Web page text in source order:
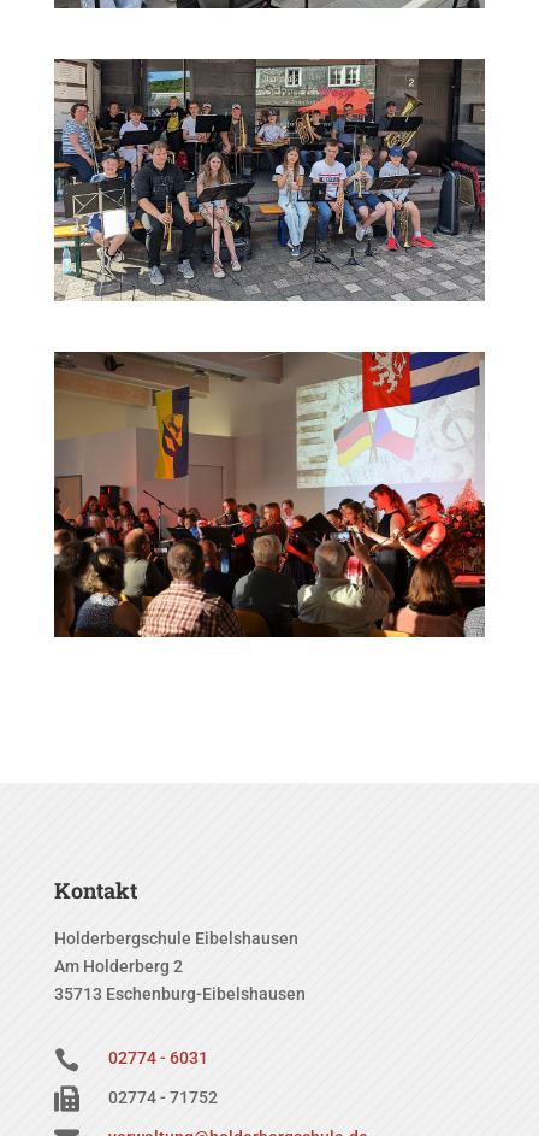
Kontakt
Holderbergschule Eibelshausen
Am Holderberg 2
35713 Eschenburg-Eibelshausen
 02774 - 6031
 02774 - 71752